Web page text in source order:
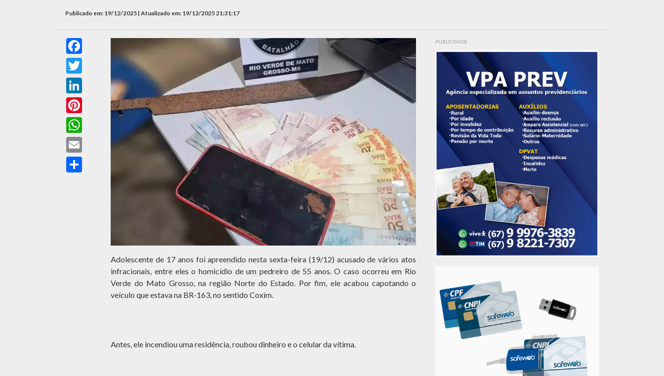
Publicado em: 19/12/2025 | Atualizado em: 19/12/2025 21:31:17
LinkedIn
Pinterest
Adolescente de 17 anos foi apreendido nesta sexta-feira (19/12) acusado de vários atos
infracionais, entre eles o homicídio de um pedreiro de 55 anos. O caso ocorreu em Rio
Verde do Mato Grosso, na região Norte do Estado. Por fim, ele acabou capotando o
veículo que estava na BR-163, no sentido Coxim.
Antes, ele incendiou uma residência, roubou dinheiro e o celular da vítima.
PUBLICIDADE